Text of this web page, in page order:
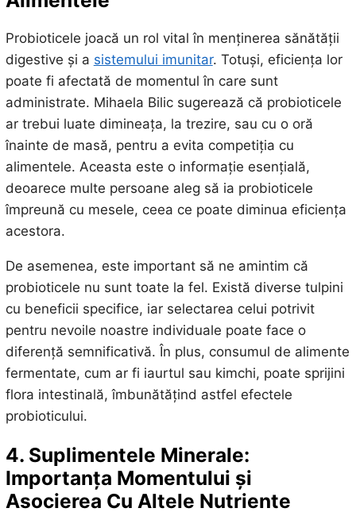
Probioticele joacă un rol vital în menținerea sănătății
digestive și a sistemului imunitar. Totuși, eficiența lor
poate fi afectată de momentul în care sunt
administrate. Mihaela Bilic sugerează că probioticele
ar trebui luate dimineața, la trezire, sau cu o oră
înainte de masă, pentru a evita competiția cu
alimentele. Aceasta este o informație esențială,
deoarece multe persoane aleg să ia probioticele
împreună cu mesele, ceea ce poate diminua eficiența
acestora.
De asemenea, este important să ne amintim că
probioticele nu sunt toate la fel. Există diverse tulpini
cu beneficii specifice, iar selectarea celui potrivit
pentru nevoile noastre individuale poate face o
diferență semnificativă. În plus, consumul de alimente
fermentate, cum ar fi iaurtul sau kimchi, poate sprijini
flora intestinală, îmbunătățind astfel efectele
probioticului.
4. Suplimentele Minerale:
Importanța Momentului și
Asocierea Cu Altele Nutriente